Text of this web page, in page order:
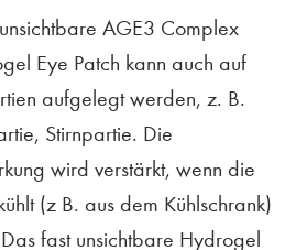
AGE3 Complex
Eye Patch kann auch auf
aufgelegt werden, z. B.
Stirnpartie. Die
wird verstärkt, wenn die
(z B. aus dem Kühlschrank)
fast unsichtbare Hydrogel
Stemmer2023–2026
FACEBOOK
INSTAGRAM